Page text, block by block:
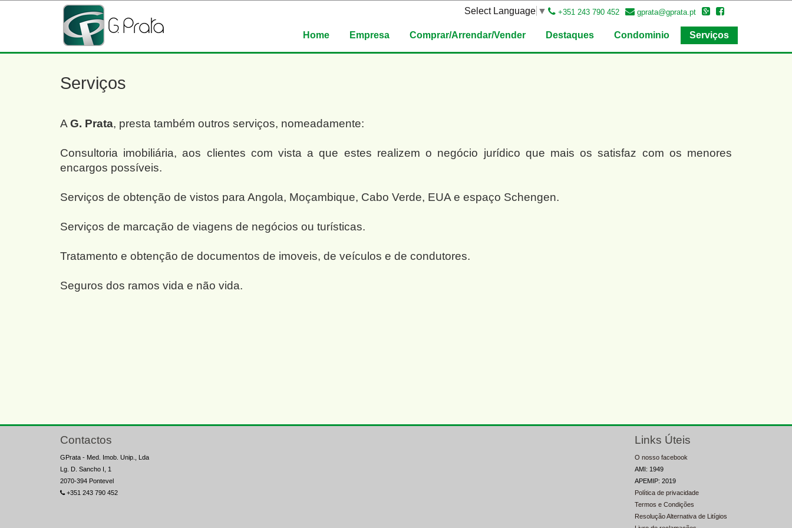
Select Language ▼ +351 243 790 452 gprata@gprata.pt
Home Empresa Comprar/Arrendar/Vender Destaques Condominio Serviços
Serviços
A G. Prata, presta também outros serviços, nomeadamente:
Consultoria imobiliária, aos clientes com vista a que estes realizem o negócio jurídico que mais os satisfaz com os menores
encargos possíveis.
Serviços de obtenção de vistos para Angola, Moçambique, Cabo Verde, EUA e espaço Schengen.
Serviços de marcação de viagens de negócios ou turísticas.
Tratamento e obtenção de documentos de imoveis, de veículos e de condutores.
Seguros dos ramos vida e não vida.
Contactos
GPrata - Med. Imob. Unip., Lda
Lg. D. Sancho I, 1
2070-394 Pontevel
+351 243 790 452
Links Úteis
O nosso facebook
AMI: 1949
APEMIP: 2019
Política de privacidade
Termos e Condições
Resolução Alternativa de Litígios